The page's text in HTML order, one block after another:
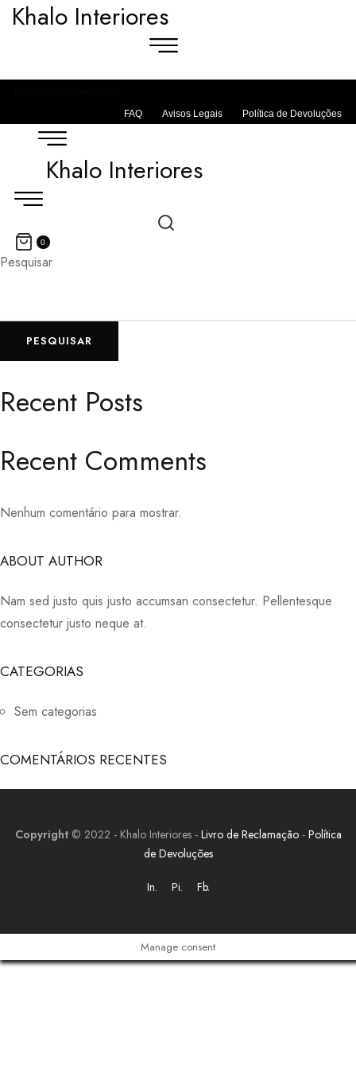
Khalo Interiores
FAQ
Avisos Legais Política de Devoluções
Khalo Interiores
0
Pesquisar
PESQUISAR
Recent Posts
Recent Comments
Nenhum comentário para mostrar.
ABOUT AUTHOR
Nam sed justo quis justo accumsan consectetur. Pellentesque
consectetur justo neque at.
CATEGORIAS
Sem categorias
COMENTÁRIOS RECENTES
Copyright© 2022 - Khalo Interiores - Livro de Reclamação- Política
de Devoluções
In. Pi. Fb.
Manage consent